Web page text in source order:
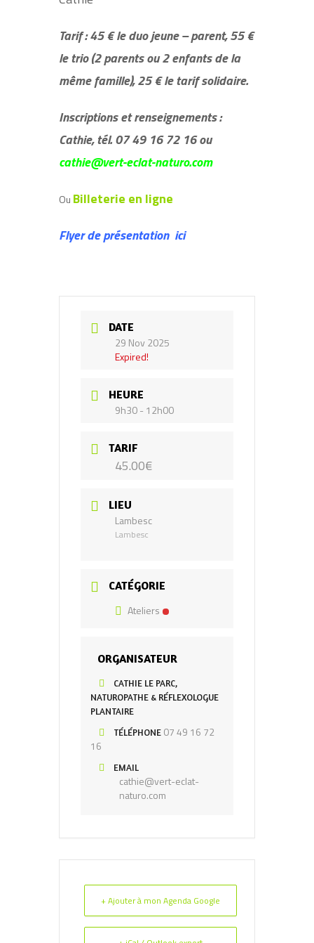
Tarif: 45 € le duo jeune – parent, 55 €
le trio (2 parents ou 2 enfants de la
même famille), 25 € le tarif solidaire.
Inscriptions et renseignements:
Cathie, tél. 07 49 16 72 16 ou
cathie@vert-eclat-naturo.com
Ou Billeterie en ligne
Flyer de présentation ici
DATE
29 Nov 2025
Expired!
HEURE
9h30 - 12h00
TARIF
45.00€
LIEU
Lambesc
Lambesc
CATÉGORIE
Ateliers
ORGANISATEUR
CATHIE LE PARC,
NATUROPATHE & RÉFLEXOLOGUE
PLANTAIRE
TÉLÉPHONE 07 49 16 72
16
EMAIL
cathie@vert-eclat-
naturo.com
+ Ajouter à mon Agenda Google